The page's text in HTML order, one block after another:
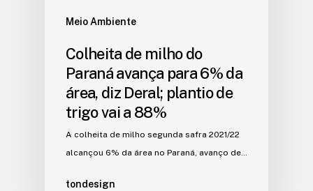
Meio Ambiente
Colheita de milho do
Paraná avança para 6% da
área, diz Deral; plantio de
trigo vai a 88%
A colheita de milho segunda safra 2021/22
alcançou 6% da área no Paraná, avanço de…
tondesign